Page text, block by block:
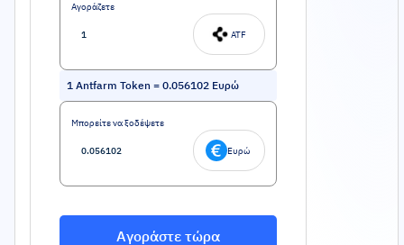
Αγοράζετε
ATF
1 Antfarm Token = 0.056102 Ευρώ
Μπορείτε να ξοδέψετε
Ευρώ
Αγοράστε τώρα